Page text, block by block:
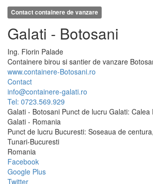
Contact containere de vanzare
Galati - Botosani
Ing. Florin Palade
Containere birou si santier de vanzare
www.containere-Botosani.ro
Contact
info@containere-galati.ro
Tel: 0723.569.929
Galati - Botosani Punct de lucru Galati: Calea
Galati - Romania
Punct de lucru Bucuresti: Soseaua de
Tunari-Bucuresti
Romania
Facebook
Google Plus
Twitter